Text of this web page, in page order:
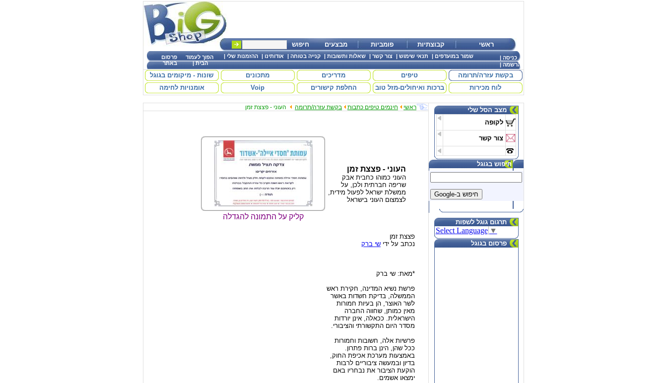
חיפוש מבצעים פומביות קבוצתיות ראשי
פרסום
באתר
הפוך לעמוד
הבית|
שמור במועדפים | תנאי שימוש | צור קשר | שאלות ותשובות | קנייה בטוחה | אודותינו | ההזמנות שלי | כניסה |
הרשמה|
בקשת עזרה/תרומה טיפים מדריכים מתכונים
שונות - מיקומים בגוגל
לוח מכירות
ברכות ואיחולים-מזל טוב החלפת קישורים Voip אומנויות לחימה
ראשי חינמים טיפים כתבות בקשת עזרה/תרומה העוני - פצצת זמן
מצב הסל שלי
לקופה
צור קשר
חיפוש בגוגל
תרגום גוגל לשפות
Select Language ▼
פרסום בגוגל
קליק על התמונה להגדלה
העוני - פצצת זמן
העוני כמוהו כחבית אבק
שריפה חברתית ולכן, על
ממשלת ישראל לפעול מידית,
לצמצום העוני בישראל
פצצת זמן
נכתב על ידי שי ברק
*מאת: שי ברק
פרשת נשיא המדינה, חקירת ראש
הממשלה, בדיקת חשדות באשר
לשר האוצר, הן בעיות חמורות
מאין כמותן, שחווה החברה
הישראלית. ככאלה, אינן יורדות
מסדר היום התקשורתי והציבורי.
פרשיות אלה, חשובות וחמורות
ככל שהן, הינן ברות פתרון.
באמצעות מערכת אכיפת החוק,
בדיון ובמעשה ציבוריים לרבות
הוקעת הציבור את נבחריו באם
ימצאו אשמים.